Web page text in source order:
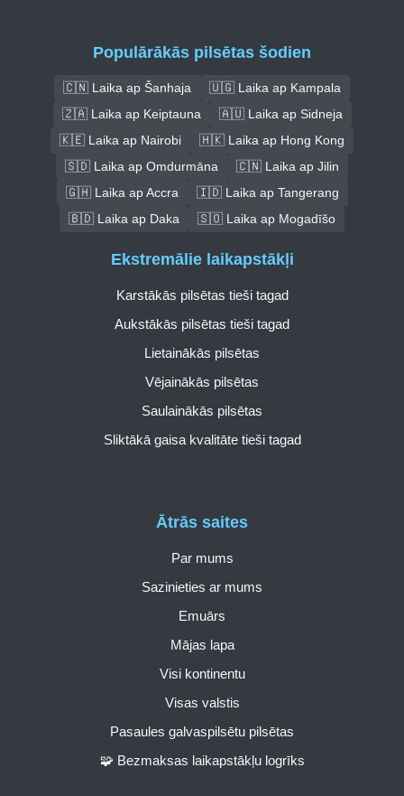
Populārākās pilsētas šodien
🇨🇳 Laika ap Šanhaja
🇺🇬 Laika ap Kampala
🇿🇦 Laika ap Keiptauna
🇦🇺 Laika ap Sidneja
🇰🇪 Laika ap Nairobi
🇭🇰 Laika ap Hong Kong
🇸🇩 Laika ap Omdurmāna
🇨🇳 Laika ap Jilin
🇬🇭 Laika ap Accra
🇮🇩 Laika ap Tangerang
🇧🇩 Laika ap Daka
🇸🇴 Laika ap Mogadīšo
Ātrās saites
Par mums
Sazinieties ar mums
Emuārs
Mājas lapa
Visi kontinentu
Visas valstis
Pasaules galvaspilsētu pilsētas
🧩 Bezmaksas laikapstākļu logrīks
Ekstremālie laikapstākļi
Karstākās pilsētas tieši tagad
Aukstākās pilsētas tieši tagad
Lietainākās pilsētas
Vējainākās pilsētas
Saulainākās pilsētas
Sliktākā gaisa kvalitāte tieši tagad